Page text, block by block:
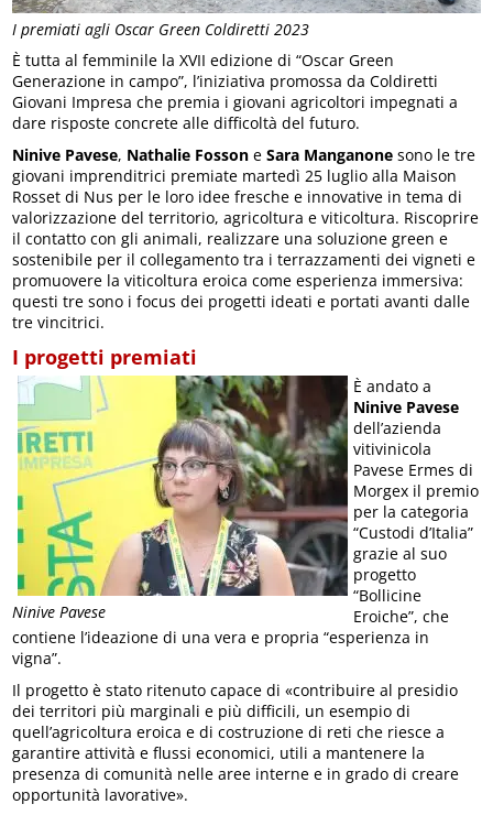
I premiati agli Oscar Green Coldiretti 2023
È tutta al femminile la XVII edizione di “Oscar Green
Generazione in campo”, l’iniziativa promossa da Coldiretti
Giovani Impresa che premia i giovani agricoltori impegnati a
dare risposte concrete alle difficoltà del futuro.
Ninive Pavese, Nathalie Fosson eSara Manganone sono le tre
giovani imprenditrici premiate martedì 25 luglio alla Maison
Rosset di Nus per le loro idee fresche e innovative in tema di
valorizzazione del territorio, agricoltura e viticoltura. Riscoprire
il contatto con gli animali, realizzare una soluzione green e
sostenibile per il collegamento tra i terrazzamenti dei vigneti e
promuovere la viticoltura eroica come esperienza immersiva:
questi tre sono i focus dei progetti ideati e portati avanti dalle
tre vincitrici.
I progetti premiati
Ninive Pavese
È andato a
Ninive Pavese
dell’azienda
vitivinicola
Pavese Ermes di
Morgex il premio
per la categoria
“Custodi d’Italia”
grazie al suo
progetto
“Bollicine
Eroiche”, che
contiene l’ideazione di una vera e propria “esperienza in
vigna”.
Il progetto è stato ritenuto capace di «contribuire al presidio
dei territori più marginali e più difficili, un esempio di
quell’agricoltura eroica e di costruzione di reti che riesce a
garantire attività e flussi economici, utili a mantenere la
presenza di comunità nelle aree interne e in grado di creare
opportunità lavorative».